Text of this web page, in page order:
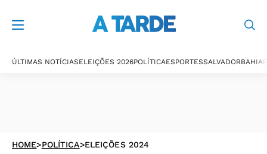
ÚLTIMAS NOTÍCIASELEIÇÕES 2026POLÍTICAESPORTESSALVADORBAHIA
HOME>POLÍTICA>ELEIÇÕES 2024